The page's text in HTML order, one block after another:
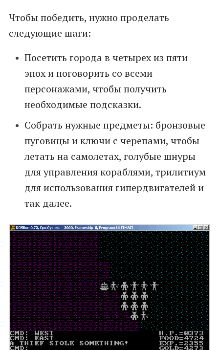
Чтобы победить, нужно проделать
следующие шаги:
Посетить города в четырех из пяти
эпох и поговорить со всеми
персонажами, чтобы получить
необходимые подсказки.
Собрать нужные предметы: бронзовые
пуговицы и ключи с черепами, чтобы
летать на самолетах, голубые шнуры
для управления кораблями, трилитиум
для использования гипердвигателей и
так далее.